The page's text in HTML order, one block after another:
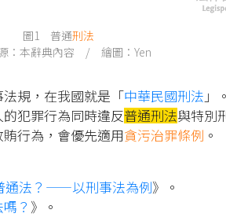
圖1 普通刑法
：本辭典內容 / 繪圖：Yen
規，在我國就是「中華民國刑法 」
犯罪行為同時違反普通刑法與特別
行為，會優先適用貪污治罪條例 。
通法？——以刑事法為例》。
？ 》。